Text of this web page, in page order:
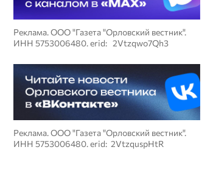
Реклама. ООО "Газета "Орловский вестник".
ИНН 5753006480. erid: 2Vtzqwo7Qh3
Реклама. ООО "Газета "Орловский вестник".
ИНН 5753006480. erid: 2VtzquspHtR